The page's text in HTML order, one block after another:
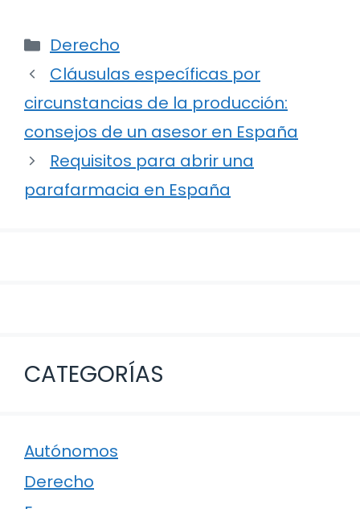
Categorías
Derecho
Navegación
de
Cláusulas específicas por
circunstancias de la producción:
consejos de un asesor en España
Requisitos para abrir una
parafarmacia en España
CATEGORÍAS
Autónomos
Derecho